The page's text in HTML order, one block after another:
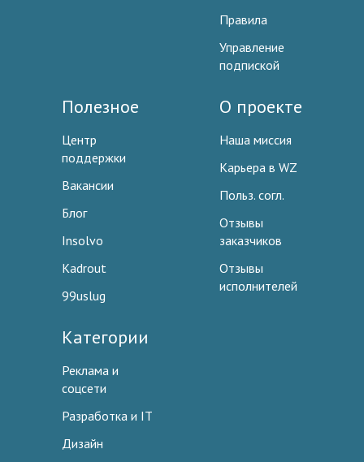
Правила
Управление
подпиской
Полезное
Центр
поддержки
Вакансии
Блог
Insolvo
Kadrout
99uslug
О проекте
Наша миссия
Карьера в WZ
Польз. согл.
Отзывы
заказчиков
Отзывы
исполнителей
Категории
Реклама и
соцсети
Разработка и IT
Дизайн